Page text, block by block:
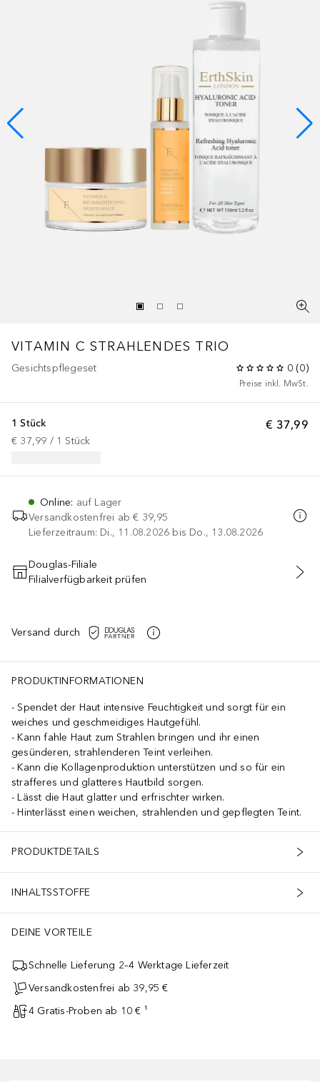
VITAMIN C STRAHLENDES TRIO
Gesichtspflegeset 0 (0)
Preise inkl. MwSt.
€ 37,99
1 Stück
€ 37,99 / 1 Stück
Online: auf Lager
Versandkostenfrei ab € 39,95
Lieferzeitraum: Di., 11.08.2026 bis Do., 13.08.2026
IN DEN WARENKORB
Douglas-Filiale
Filialverfügbarkeit prüfen
Versand durch
PRODUKTINFORMATIONEN
Spendet der Haut intensive Feuchtigkeit und sorgt für ein
weiches und geschmeidiges Hautgefühl.
Kann fahle Haut zum Strahlen bringen und ihr einen
gesünderen, strahlenderen Teint verleihen.
Kann die Kollagenproduktion unterstützen und so für ein
strafferes und glatteres Hautbild sorgen.
Lässt die Haut glatter und erfrischter wirken.
Hinterlässt einen weichen, strahlenden und gepflegten Teint.
PRODUKTDETAILS
INHALTSSTOFFE
der Haut+ Reduziert feine Linien und
DEINE VORTEILE
Schnelle Lieferung 2–4 Werktage Lieferzeit
Versandkostenfrei ab 39,95 €
4 Gratis-Proben ab 10 € ¹